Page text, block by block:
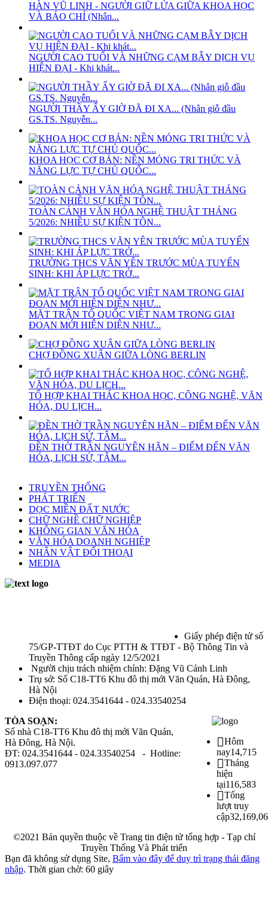
HÀN VŨ LINH - NGƯỜI GIỮ LỬA GIỮA KHOA HỌC
VÀ BÁO CHÍ (Nhân...
NGƯỜI CAO TUỔI VÀ NHỮNG CẠM BẪY DỊCH VỤ
HIỆN ĐẠI - Khi khát...
NGƯỜI THẦY ẤY GIỜ ĐÃ ĐI XA... (Nhân giỗ đầu
GS.TS. Nguyễn...
KHOA HỌC CƠ BẢN: NỀN MÓNG TRI THỨC VÀ
NĂNG LỰC TỰ CHỦ QUỐC...
TOÀN CẢNH VĂN HÓA NGHỆ THUẬT THÁNG
5/2026: NHIỀU SỰ KIỆN TÔN...
TRƯỜNG THCS VĂN YÊN TRƯỚC MÙA TUYỂN
SINH: KHI ÁP LỰC TRỞ...
MẶT TRẬN TỔ QUỐC VIỆT NAM TRONG GIAI
ĐOẠN MỚI HIỆN DIỆN NHƯ...
CHỢ ĐỒNG XUÂN GIỮA LÒNG BERLIN
TỔ HỢP KHAI THÁC KHOA HỌC, CÔNG NGHỆ, VĂN
HÓA, DU LỊCH...
ĐỀN THỜ TRẦN NGUYÊN HÃN – ĐIỂM ĐẾN VĂN
HÓA, LỊCH SỬ, TÂM...
TRUYỀN THỐNG
PHÁT TRIỂN
DỌC MIỀN ĐẤT NƯỚC
CHỮ NGHỀ CHỮ NGHIỆP
KHÔNG GIAN VĂN HÓA
VĂN HÓA DOANH NGHIỆP
NHÂN VẬT ĐỐI THOẠI
MEDIA
Giấy phép điện tử số
75/GP-TTĐT do Cục PTTH & TTĐT - Bộ Thông Tin và
Truyền Thông cấp ngày 12/5/2021
Người chịu trách nhiệm chính: Đặng Vũ Cảnh Linh
Trụ sở: Số C18-TT6 Khu đô thị mới Văn Quán, Hà Đông,
Hà Nội
Điện thoại: 024.3541644 - 024.33540254
TÒA SOẠN:
Số nhà C18-TT6 Khu đô thị mới Văn Quán,
Hà Đông, Hà Nội.
ĐT: 024.3541644 - 024.33540254 - Hotline:
0913.097.077
Hôm
nay14,715
Tháng
hiện
tại116,583
Tổng
lượt truy
cập
©2021 Bản quyền thuộc về Trang tin điện tử tổng hợp - Tạp chí
Truyền Thống Và Phát triển
Bạn đã không sử dụng Site, Bấm vào đây để duy trì trạng thái đăng
nhập. Thời gian chờ: 60 giây